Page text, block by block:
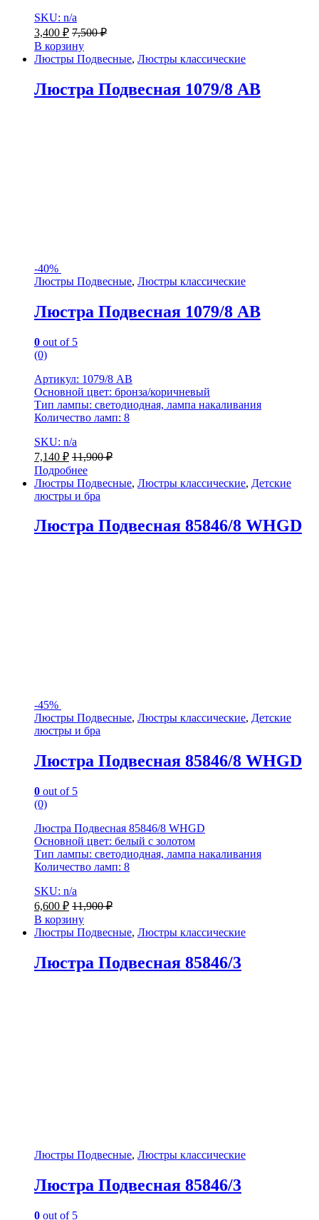
SKU: n/a
3,400 ₽ 7,500₽
В корзину
Люстры Подвесные, Люстры классические
Люстра Подвесная 1079/8 AB
-40%
Люстры Подвесные, Люстры классические
Люстра Подвесная 1079/8 AB
0 out of 5
(0)
Артикул: 1079/8 AB
Основной цвет: бронза/коричневый
Тип лампы: светодиодная, лампа накаливания
Количество ламп: 8
SKU: n/a
7,140 ₽ 11,900₽
Подробнее
Люстры Подвесные, Люстры классические, Детские
люстры и бра
Люстра Подвесная 85846/8 WHGD
-45%
Люстры Подвесные, Люстры классические, Детские
люстры и бра
Люстра Подвесная 85846/8 WHGD
0 out of 5
(0)
Люстра Подвесная 85846/8 WHGD
Основной цвет: белый с золотом
Тип лампы: светодиодная, лампа накаливания
Количество ламп: 8
SKU: n/a
6,600 ₽ 11,900₽
В корзину
Люстры Подвесные, Люстры классические
Люстра Подвесная 85846/3
Люстры Подвесные, Люстры классические
Люстра Подвесная 85846/3
0 out of 5